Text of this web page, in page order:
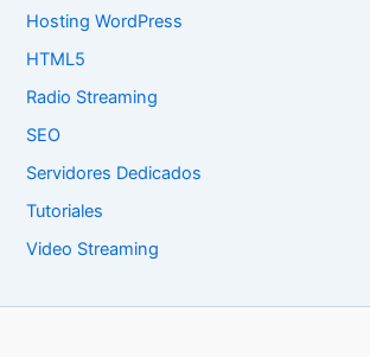
Hosting WordPress
HTML5
Radio Streaming
SEO
Servidores Dedicados
Tutoriales
Video Streaming